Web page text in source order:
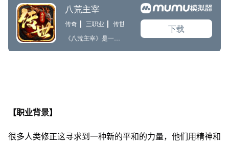
【职业背景】
很多人类修正这寻求到一种新的平和的力量，他们用精神和